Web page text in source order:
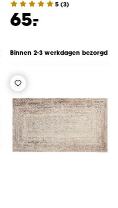
5 (3)
65.
-
Binnen 2-3 werkdagen bezorgd